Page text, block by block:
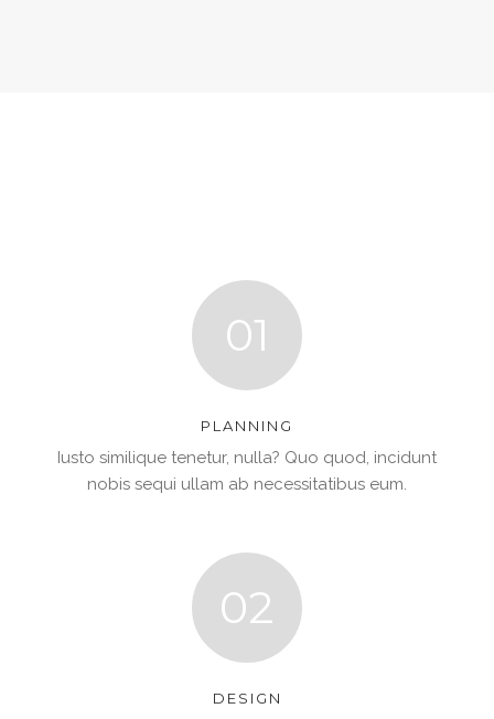
01
PLANNING
Iusto similique tenetur, nulla? Quo quod, incidunt
nobis sequi ullam ab necessitatibus eum.
02
DESIGN